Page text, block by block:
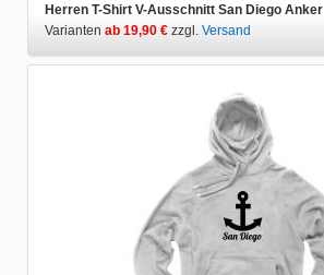
Herren T-Shirt V-Ausschnitt San Diego Anker
Varianten ab 19,90 € zzgl. Versand